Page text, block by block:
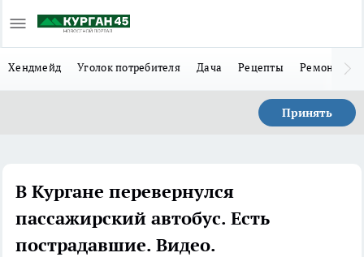
Хендмейд Уголок потребителя Дача Рецепты Ремонт
Принять
В Кургане перевернулся
пассажирский автобус. Есть
пострадавшие. Видео.